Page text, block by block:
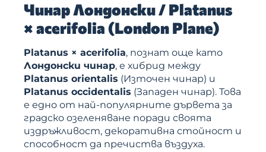
Чинар Лондонски / Platanus
× acerifolia (London Plane)
Platanus × acerifolia, познат още като
Лондонски чинар, е хибрид между
Platanus orientalis (Източен чинар) и
Platanus occidentalis (Западен чинар). Това
е едно от най-популярните дървета за
градско озеленяване поради своята
издръжливост, декоративна стойност и
способност да пречиства въздуха.